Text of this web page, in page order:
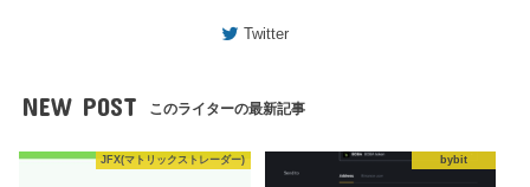
Twitter
NEW POST このライターの最新記事
JFX(マトリックストレーダー) bybit